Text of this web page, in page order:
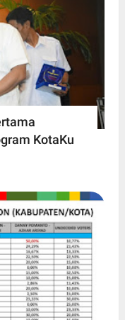
KotaKu